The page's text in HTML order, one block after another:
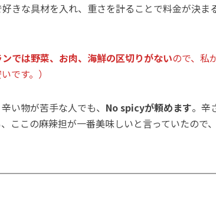
きな具材を入れ、重さを計ることで料金が決
では野菜、お肉、海鮮の区切りがないので、私
です。）
い物が苦手な人でも、 No spicyが頼めます。辛
ここの麻辣担が一番美味しいと言っていたので